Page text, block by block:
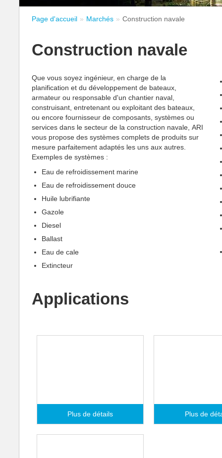
Page d'accueil Marchés Construction navale
Construction navale
Que vous soyez ingénieur, en charge de la
planification et du développement de bateaux,
armateur ou responsable d'un chantier naval,
construisant, entretenant ou exploitant des bateaux,
ou encore fournisseur de composants, systèmes ou
services dans le secteur de la construction navale, ARI
vous propose des systèmes complets de produits sur
mesure parfaitement adaptés les uns aux autres.
Exemples de systèmes :
Eau de refroidissement marine
Eau de refroidissement douce
Huile lubrifiante
Gazole
Diesel
Ballast
Eau de cale
Extincteur
Applications
Plus de détails Plus de